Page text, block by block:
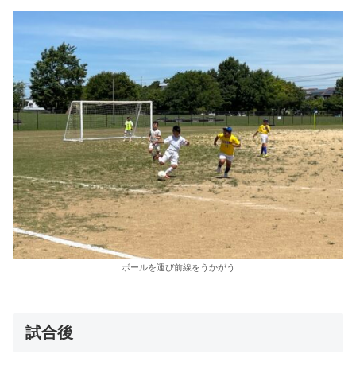
ボールを運び前線をうかがう
試合後